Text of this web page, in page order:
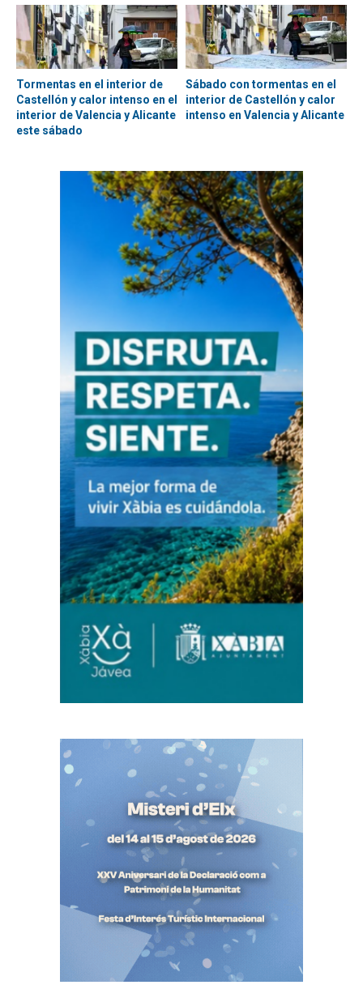
Tormentas en el interior de
Castellón y calor intenso en el
interior de Valencia y Alicante
este sábado
Sábado con tormentas en el
interior de Castellón y calor
intenso en Valencia y Alicante